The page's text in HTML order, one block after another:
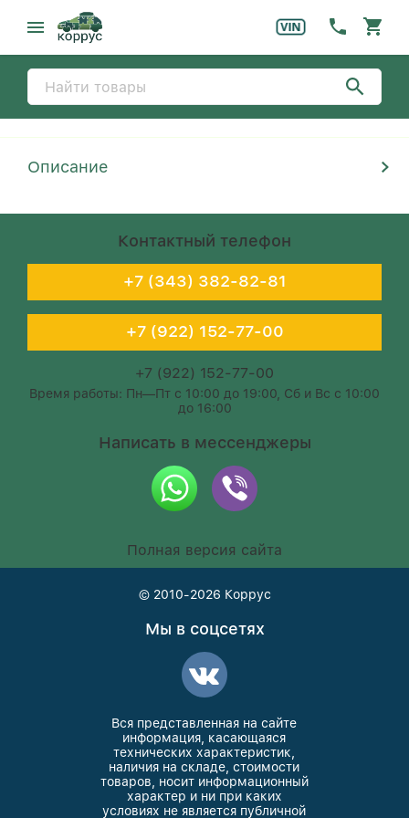
Описание
Контактный телефон
+7 (343) 382-82-81
+7 (922) 152-77-00
+7 (922) 152-77-00
Время работы: Пн—Пт с 10:00 до 19:00, Сб и Вс с 10:00
до 16:00
Написать в мессенджеры
Полная версия сайта
© 2010-2026 Коррус
Мы в соцсетях
Вся представленная на сайте
информация, касающаяся
технических характеристик,
наличия на складе, стоимости
товаров, носит информационный
характер и ни при каких
условиях не является публичной